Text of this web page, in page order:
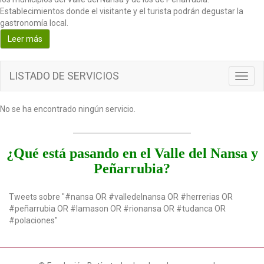
Establecimientos donde el visitante y el turista podrán degustar la
gastronomía local.
Leer más
LISTADO DE SERVICIOS
No se ha encontrado ningún servicio.
¿Qué está pasando en el Valle del Nansa y
Peñarrubia?
Tweets sobre "#nansa OR #valledelnansa OR #herrerias OR
#peñarrubia OR #lamason OR #rionansa OR #tudanca OR
#polaciones"